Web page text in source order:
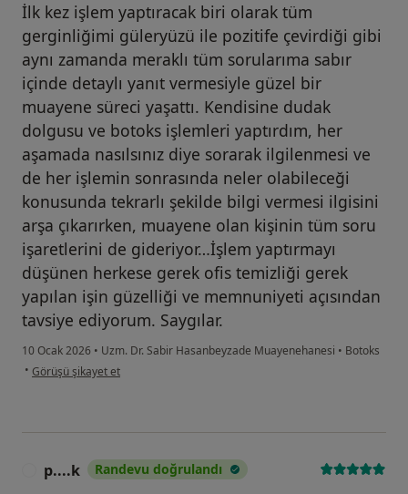
İlk kez işlem yaptıracak biri olarak tüm
gerginliğimi güleryüzü ile pozitife çevirdiği gibi
aynı zamanda meraklı tüm sorularıma sabır
içinde detaylı yanıt vermesiyle güzel bir
muayene süreci yaşattı. Kendisine dudak
dolgusu ve botoks işlemleri yaptırdım, her
aşamada nasılsınız diye sorarak ilgilenmesi ve
de her işlemin sonrasında neler olabileceği
konusunda tekrarlı şekilde bilgi vermesi ilgisini
arşa çıkarırken, muayene olan kişinin tüm soru
işaretlerini de gideriyor…İşlem yaptırmayı
düşünen herkese gerek ofis temizliği gerek
yapılan işin güzelliği ve memnuniyeti açısından
tavsiye ediyorum. Saygılar.
10 Ocak 2026 • Uzm. Dr. Sabir Hasanbeyzade Muayenehanesi • Botoks
• kullanıcının görüşüne göre ac...
Görüşü şikayet et
p....k Randevu doğrulandı